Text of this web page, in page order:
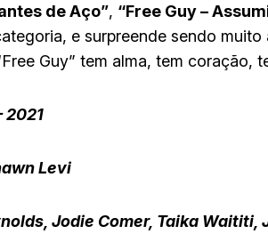
de Aço”, “Free Guy –
e surpreende sendo
Guy” tem alma, tem coração,
2021
Levi
Jodie Comer, Taika Waititi,